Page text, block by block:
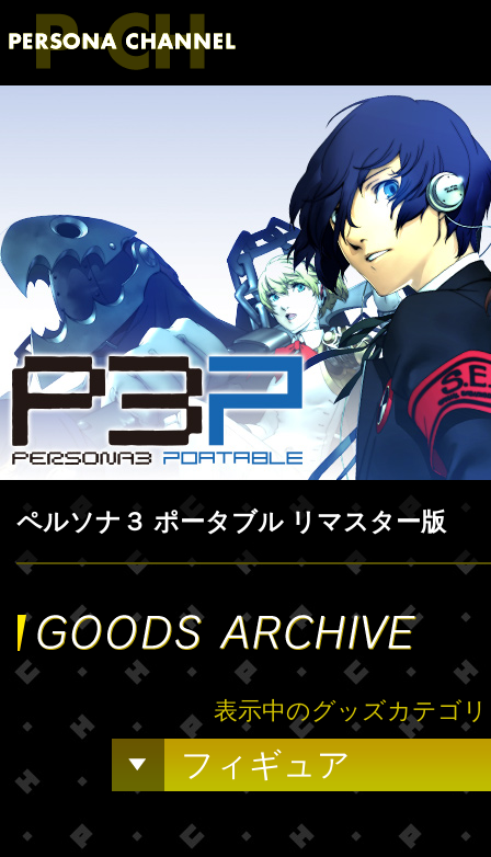
ペルソナ３ ポータブル リマスター版
表示中のグッズカテゴリ
フィギュア